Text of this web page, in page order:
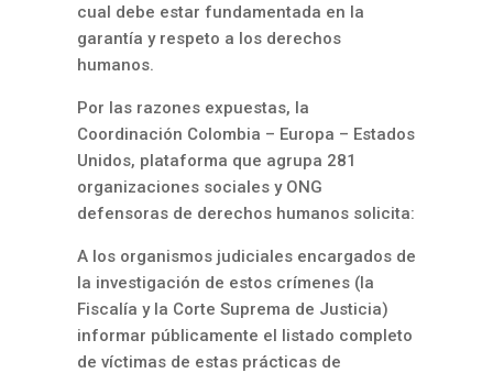
cual debe estar fundamentada en la
garantía y respeto a los derechos
humanos.
Por las razones expuestas, la
Coordinación Colombia – Europa – Estados
Unidos, plataforma que agrupa 281
organizaciones sociales y ONG
defensoras de derechos humanos solicita:
A los organismos judiciales encargados de
la investigación de estos crímenes (la
Fiscalía y la Corte Suprema de Justicia)
informar públicamente el listado completo
de víctimas de estas prácticas de